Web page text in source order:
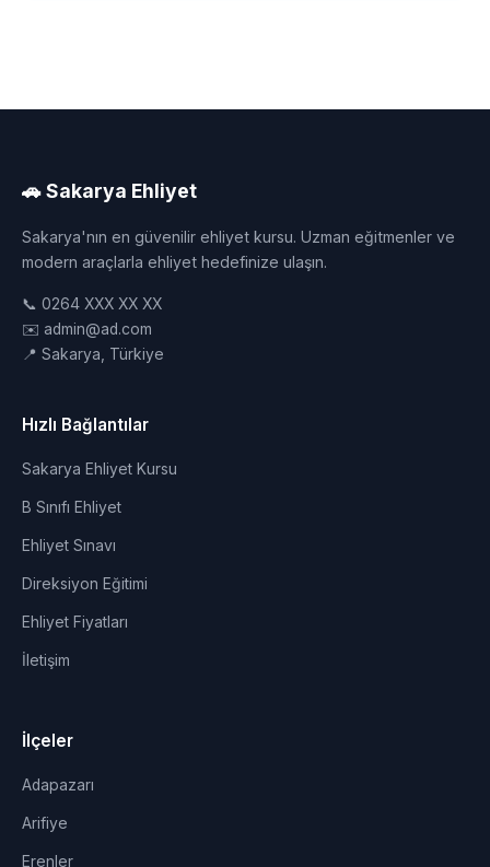
🚗 Sakarya Ehliyet
Sakarya'nın en güvenilir ehliyet kursu. Uzman eğitmenler ve
modern araçlarla ehliyet hedefinize ulaşın.
📞 0264 XXX XX XX
✉️ admin@ad.com
📍 Sakarya, Türkiye
Hızlı Bağlantılar
Sakarya Ehliyet Kursu
B Sınıfı Ehliyet
Ehliyet Sınavı
Direksiyon Eğitimi
Ehliyet Fiyatları
İletişim
İlçeler
Adapazarı
Arifiye
Erenler